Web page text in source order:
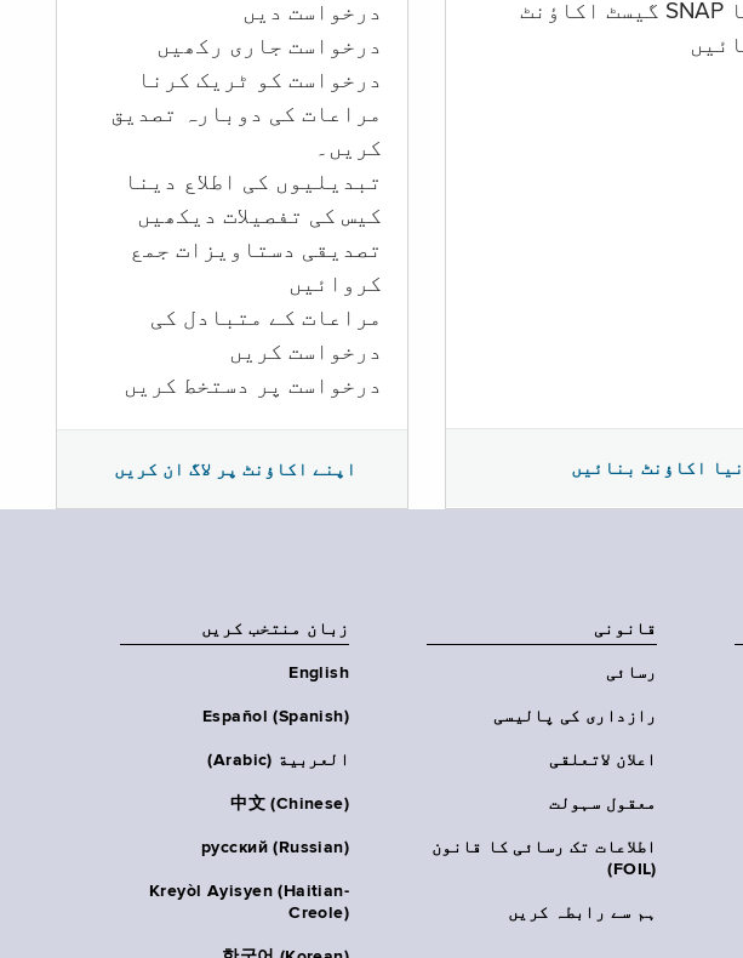
درخواست دیں
درخواست جاری رکھیں
درخواست کو ٹریک کرنا
مراعات کی دوبارہ تصدیق
کریں۔
تبدیلیوں کی اطلاع دینا
کیس کی تفصیلات دیکھیں
تصدیقی دستاویزات جمع
کروائیں
مراعات کے متبادل کی
درخواست کریں
درخواست پر دستخط کریں
اپنے اکاؤنٹ پر لاگ ان کریں
نیا SNAP گیسٹ اکاؤنٹ
نیا اکاؤنٹ بنائیں
قانونی
رسائی
رازداری کی پالیسی
اعلان لاتعلقی
معقول سہولت
اطلاعات تک رسائی کا قانون
(FOIL)
ہم سے رابطہ کریں
زبان منتخب کریں
English
Español (Spanish)
العربية (Arabic)
中文 (Chinese)
русский (Russian)
Kreyòl Ayisyen (Haitian-
Creole)